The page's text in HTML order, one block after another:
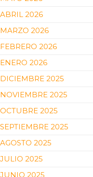
ABRIL 2026
MARZO 2026
FEBRERO 2026
ENERO 2026
DICIEMBRE 2025
NOVIEMBRE 2025
OCTUBRE 2025
SEPTIEMBRE 2025
AGOSTO 2025
JULIO 2025
JUNIO 2025